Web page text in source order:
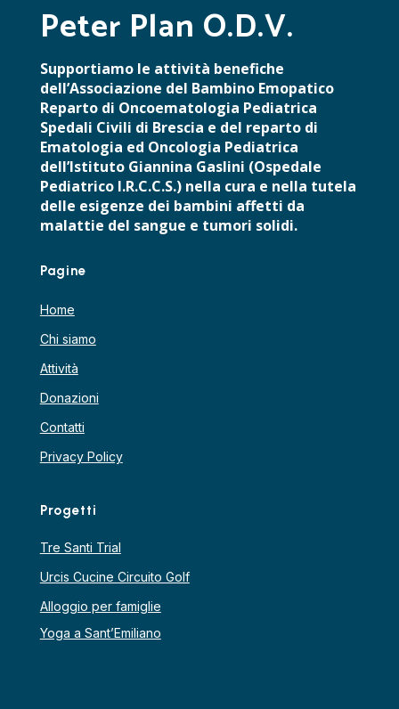
Peter Plan O.D.V.
Supportiamo le attività benefiche
dell’Associazione del Bambino Emopatico
Reparto di Oncoematologia Pediatrica
Spedali Civili di Brescia e del reparto di
Ematologia ed Oncologia Pediatrica
dell’Istituto Giannina Gaslini (Ospedale
Pediatrico I.R.C.C.S.) nella cura e nella tutela
delle esigenze dei bambini affetti da
malattie del sangue e tumori solidi.
Pagine
Home
Chi siamo
Attività
Donazioni
Contatti
Privacy Policy
Progetti
Tre Santi Trial
Urcis Cucine Circuito Golf
Alloggio per famiglie
Yoga a Sant’Emiliano